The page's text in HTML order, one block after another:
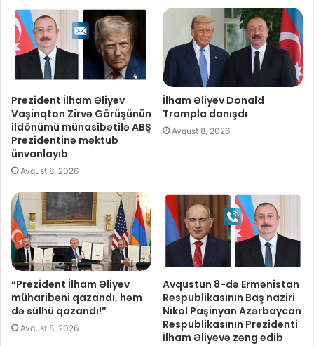
Prezident İlham Əliyev
Vaşinqton Zirvə Görüşünün
ildönümü münasibətilə ABŞ
Prezidentinə məktub
ünvanlayıb
Avqust 8, 2026
İlham Əliyev Donald
Trampla danışdı
Avqust 8, 2026
“Prezident İlham Əliyev
müharibəni qazandı, həm
də sülhü qazandı!”
Avqust 8, 2026
Avqustun 8-də Ermənistan
Respublikasının Baş naziri
Nikol Paşinyan Azərbaycan
Respublikasının Prezidenti
İlham Əliyevə zəng edib